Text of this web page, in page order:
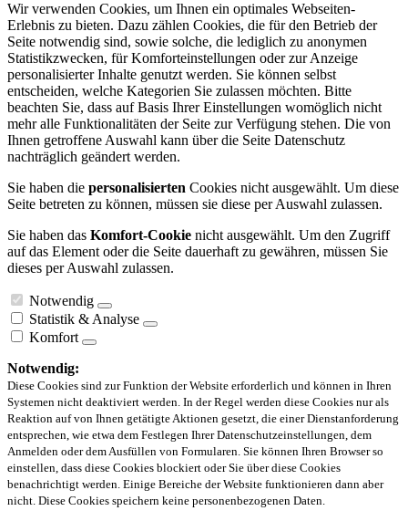
Wir verwenden Cookies, um Ihnen ein optimales Webseiten-
Erlebnis zu bieten. Dazu zählen Cookies, die für den Betrieb der
Seite notwendig sind, sowie solche, die lediglich zu anonymen
Statistikzwecken, für Komforteinstellungen oder zur Anzeige
personalisierter Inhalte genutzt werden. Sie können selbst
entscheiden, welche Kategorien Sie zulassen möchten. Bitte
beachten Sie, dass auf Basis Ihrer Einstellungen womöglich nicht
mehr alle Funktionalitäten der Seite zur Verfügung stehen. Die von
Ihnen getroffene Auswahl kann über die Seite Datenschutz
nachträglich geändert werden.
Sie haben die personalisierten Cookies nicht ausgewählt. Um diese
Seite betreten zu können, müssen sie diese per Auswahl zulassen.
Sie haben das Komfort-Cookie nicht ausgewählt. Um den Zugriff
auf das Element oder die Seite dauerhaft zu gewähren, müssen Sie
dieses per Auswahl zulassen.
Notwendig
Statistik & Analyse
Komfort
Notwendig:
Diese Cookies sind zur Funktion der Website erforderlich und können in Ihren
Systemen nicht deaktiviert werden. In der Regel werden diese Cookies nur als
Reaktion auf von Ihnen getätigte Aktionen gesetzt, die einer Dienstanforderung
entsprechen, wie etwa dem Festlegen Ihrer Datenschutzeinstellungen, dem
Anmelden oder dem Ausfüllen von Formularen. Sie können Ihren Browser so
einstellen, dass diese Cookies blockiert oder Sie über diese Cookies
benachrichtigt werden. Einige Bereiche der Website funktionieren dann aber
nicht. Diese Cookies speichern keine personenbezogenen Daten.